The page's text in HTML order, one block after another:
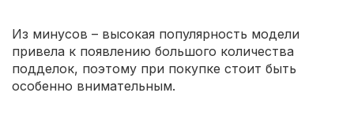
Из минусов – высокая популярность модели
привела к появлению большого количества
подделок, поэтому при покупке стоит быть
особенно внимательным.